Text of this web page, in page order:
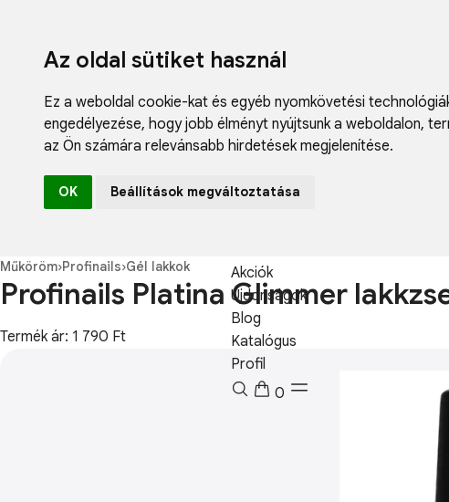
Az oldal sütiket használ
Ez a weboldal cookie-kat és egyéb nyomkövetési
engedélyezése, hogy jobb élményt nyújtsunk a weboldalon,
az Ön számára relevánsabb hirdetések megjelenítése.
OK Beállítások megváltoztatása
Fodrászcikk
Akciók
Újdonságok
Blog
Katalógus
Profil
0
Műköröm›Profinails›Gél lakkok
Profinails Platina Glimmer
Termék ár: 1 790 Ft